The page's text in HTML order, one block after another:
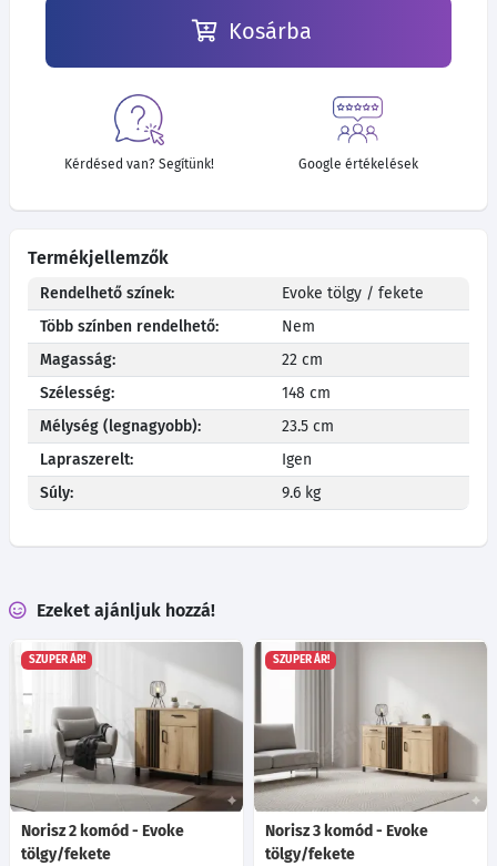
Kosárba
Kérdésed van? Segítünk! Google értékelések
Termékjellemzők
Rendelhető színek:
Evoke tölgy / fekete
Több színben rendelhető:
Nem
Magasság:
22 cm
Szélesség:
148 cm
Mélység (legnagyobb):
23.5 cm
Lapraszerelt:
Igen
Súly:
9.6 kg
Ezeket ajánljuk hozzá!
SZUPER ÁR!
Norisz 2 komód - Evoke
tölgy/fekete
SZUPER ÁR!
Norisz 3 komód - Evoke
tölgy/fekete